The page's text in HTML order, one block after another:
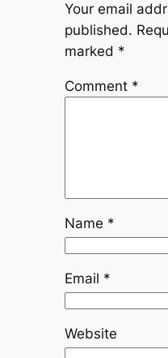
Your email
published.
marked *
Comment *
Name *
Email *
Website